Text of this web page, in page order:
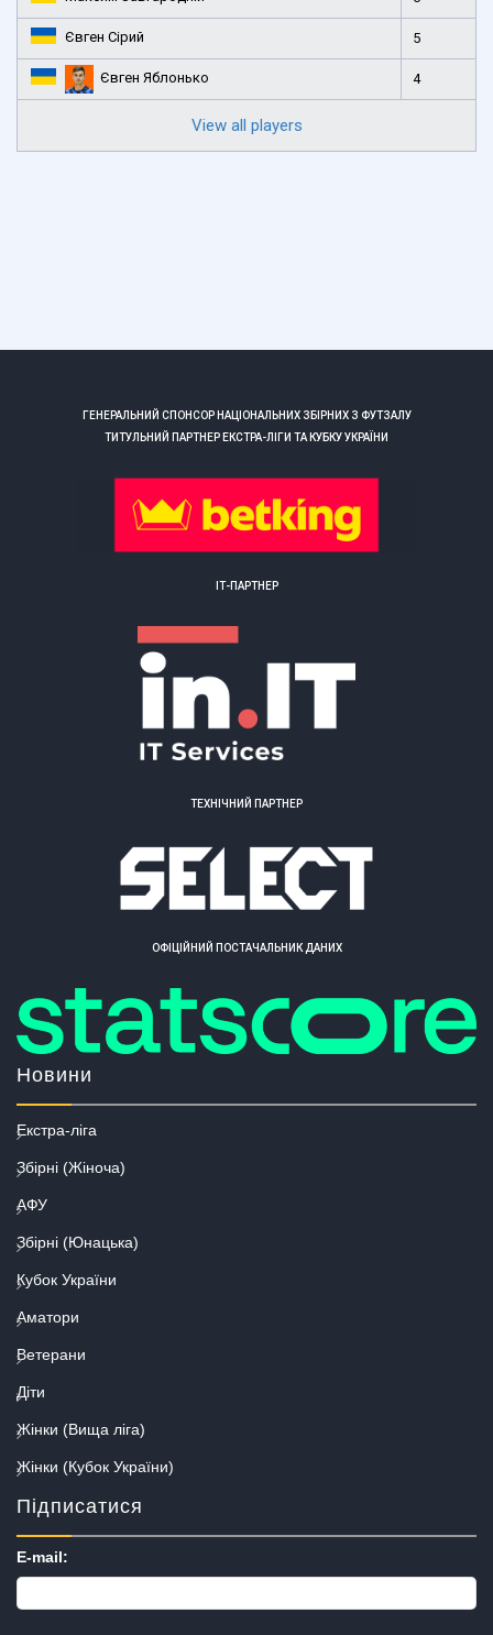
Євген Сірий 5
Євген Яблонько 4
View all players
ГЕНЕРАЛЬНИЙ СПОНСОР НАЦІОНАЛЬНИХ ЗБІРНИХ З ФУТЗАЛУ
ТИТУЛЬНИЙ ПАРТНЕР ЕКСТРА-ЛІГИ ТА КУБКУ УКРАЇНИ
ІТ-ПАРТНЕР
ТЕХНІЧНИЙ ПАРТНЕР
ОФІЦІЙНИЙ ПОСТАЧАЛЬНИК ДАНИХ
Новини
Екстра-ліга
Збірні (Жіноча)
АФУ
Збірні (Юнацька)
Кубок України
Аматори
Ветерани
Діти
Жінки (Вища ліга)
Жінки (Кубок України)
Підписатися
E-mail: